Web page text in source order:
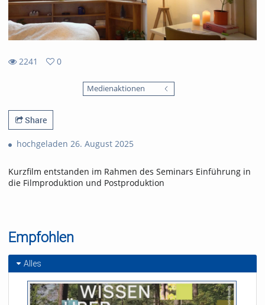
2241
0
Medienaktionen
Share
hochgeladen 26. August 2025
Kurzfilm entstanden im Rahmen des Seminars Einführung in
die Filmproduktion und Postproduktion
Empfohlen
Alles